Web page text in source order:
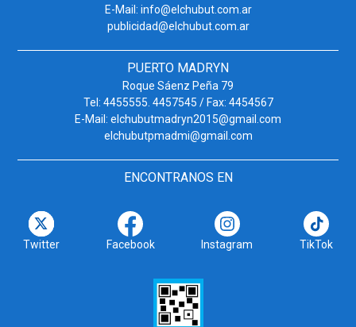
E-Mail: info@elchubut.com.ar
publicidad@elchubut.com.ar
PUERTO MADRYN
Roque Sáenz Peña 79
Tel: 4455555. 4457545 / Fax: 4454567
E-Mail: elchubutmadryn2015@gmail.com
elchubutpmadmi@gmail.com
ENCONTRANOS EN
Twitter Facebook Instagram TikTok